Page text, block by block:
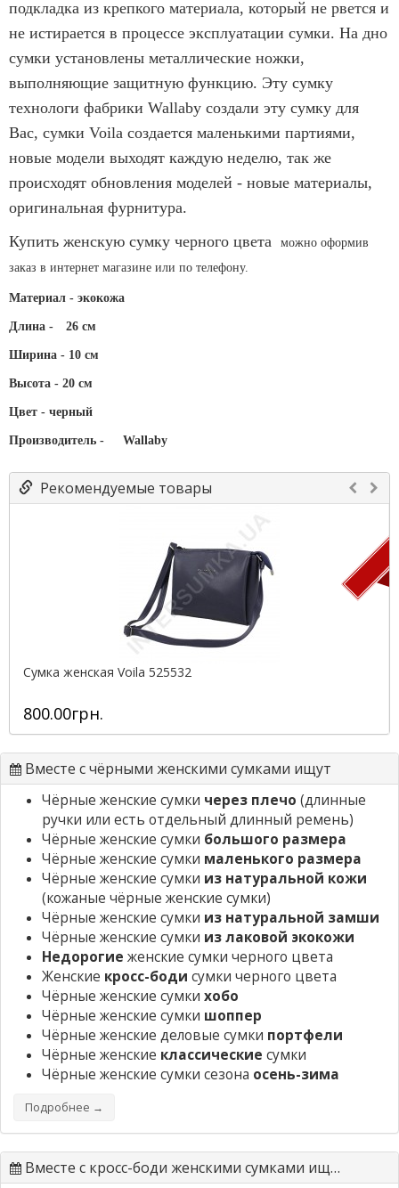
подкладка из крепкого материала, который не рвется и
не истирается в процессе эксплуатации сумки. На дно
сумки установлены металлические ножки,
выполняющие защитную функцию. Эту сумку
технологи фабрики Wallaby создали эту сумку для
Вас, сумки Voila создается маленькими партиями,
новые модели выходят каждую неделю, так же
происходят обновления моделей - новые материалы,
оригинальная фурнитура.
Купить женскую сумку черного цвета
можно оформив
заказ в интернет магазине или по телефону.
Материал - экокожа
Длина - 26 см
Ширина - 10 см
Высота - 20 см
Цвет - черный
Производитель - Wallaby
Рекомендуемые товары
Сумка женская Voila 525532
800.00грн.
Вместе с чёрными женскими сумками ищут
Чёрные женские сумки через плечо (длинные
ручки или есть отдельный длинный ремень)
Чёрные женские сумки большого размера
Чёрные женские сумки маленького размера
Чёрные женские сумки из натуральной кожи
(кожаные чёрные женские сумки)
Чёрные женские сумки из натуральной замши
Чёрные женские сумки из лаковой экокожи
Недорогие женские сумки черного цвета
Женские кросс-боди сумки черного цвета
Чёрные женские сумки хобо
Чёрные женские сумки шоппер
Чёрные женские деловые сумки портфели
Чёрные женские классические сумки
Чёрные женские сумки сезона осень-зима
Подробнее →
Вместе с кросс-боди женскими сумками ищут